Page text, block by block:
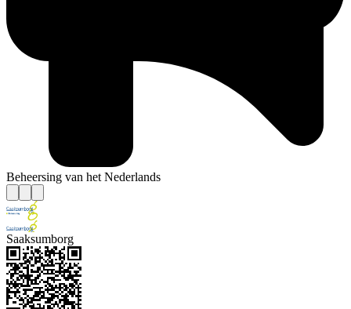
Beheersing van het Nederlands
Saaksumborg